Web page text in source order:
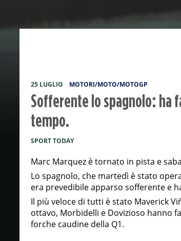
25 LUGLIO MOTORI/MOTO/MOTOGP
Sofferente lo spagnolo: ha
tempo.
SPORT TODAY
Marc Marquez è tornato in pista e
Lo spagnolo, che martedì è stato
era prevedibile apparso sofferente e
Il più veloce di tutti è stato Maverick
ottavo, Morbidelli e Dovizioso hanno
forche caudine della Q1.